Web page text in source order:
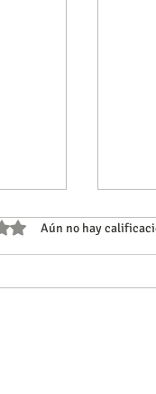
de 5 estrellas.
Aún no hay